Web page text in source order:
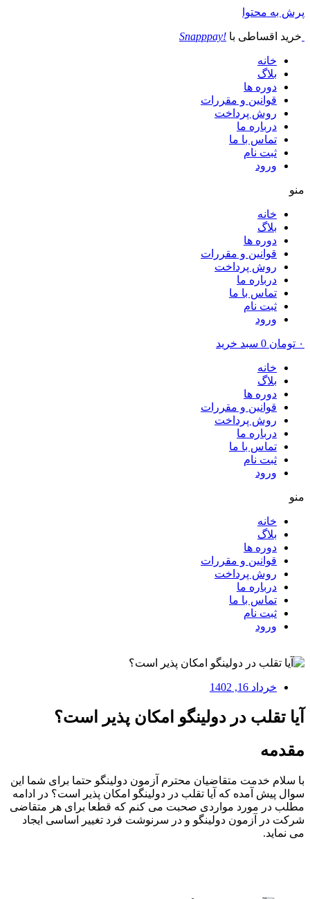
پرش به محتوا
خرید اقساطی با !Snapppay
خانه
بلاگ
دوره ها
قوانین و مقررات
روش پرداخت
درباره ما
تماس با ما
ثبت نام
ورود
منو
خانه
بلاگ
دوره ها
قوانین و مقررات
روش پرداخت
درباره ما
تماس با ما
ثبت نام
ورود
۰ تومان 0 سبد خرید
خانه
بلاگ
دوره ها
قوانین و مقررات
روش پرداخت
درباره ما
تماس با ما
ثبت نام
ورود
منو
خانه
بلاگ
دوره ها
قوانین و مقررات
روش پرداخت
درباره ما
تماس با ما
ثبت نام
ورود
خرداد 16, 1402
آیا تقلب در دولینگو امکان پذیر است؟
مقدمه
با سلام خدمت متقاضیان محترم آزمون دولینگو حتما برای شما این
سوال پیش آمده که آیا تقلب در دولینگو امکان پذیر است؟ در ادامه
مطلب در مورد مواردی صحبت می کنم که قطعا برای هر متقاضی
شرکت در آزمون دولینگو و در سرنوشت فرد تغییر اساسی ایجاد
می نماید.